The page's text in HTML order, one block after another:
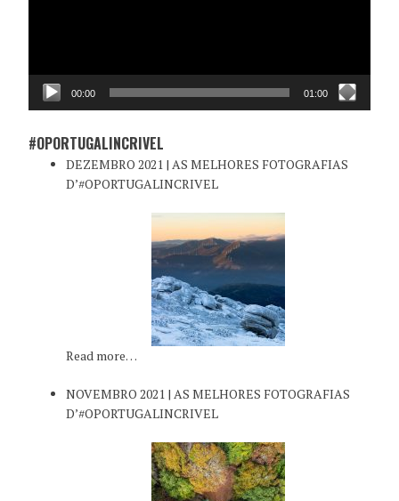
00:00 01:00
#OPORTUGALINCRIVEL
DEZEMBRO 2021 | AS MELHORES FOTOGRAFIAS
D’#OPORTUGALINCRIVEL
Read more…
NOVEMBRO 2021 | AS MELHORES FOTOGRAFIAS
D’#OPORTUGALINCRIVEL